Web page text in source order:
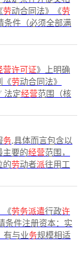
劳动合同法》《劳
条件（必须全部满
营许可证》上明确
《劳动合同法》
法定经营范围（核
务,具体而言包含以
主要的经营范围，
的劳动者派往用工
《劳务派遣行政许
条件注册资本：实
有与业务规模相适